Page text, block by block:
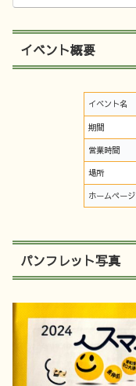
イベント概要
イベント名
期間
営業時間
場所
ホームページ
パンフレット写真